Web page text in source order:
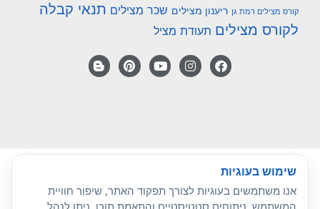
קורס מצילים רמת גן ריענון מצילים שכר מצילים תנאי קבלה
לקורס מצילים תעודת מציל
שימוש בעוגיות
אנו משתמשים בעוגיות לצורך תפקוד האתר, שיפור חוויית
המשתמש, ניתוחים סטטיסטיים והתאמת תוכן. ניתן לנהל